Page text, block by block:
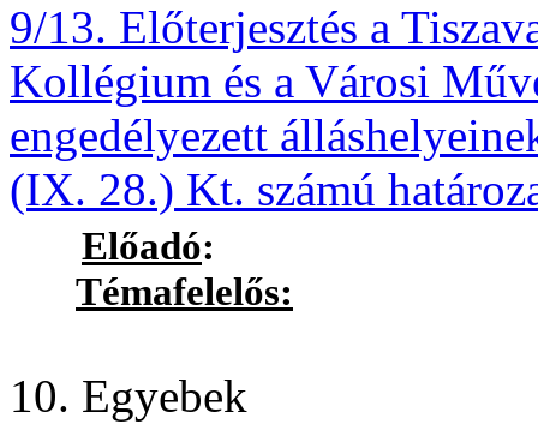
9/13. Előterjesztés a
Kollégium és a Városi
engedélyezett
(IX. 28.) Kt. számú
Előadó:
Témafelelős:
10. Egyebek